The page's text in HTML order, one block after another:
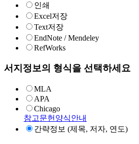
인쇄
Excel저장
Text저장
EndNote / Mendeley
RefWorks
서지정보의 형식을 선택하세요
MLA
APA
Chicago
참고문헌양식안내
간략정보 (제목, 저자, 연도)